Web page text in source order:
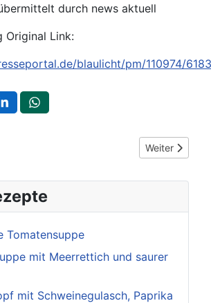
durch news aktuell
Original Link:
blaulicht/pm/110974/
POL-LB: Holzgerlingen: Rüttelplatte
Nächster
Weiter
Tomatensuppe
mit Meerrettich und saurer
mit Schweinegulasch, Paprika